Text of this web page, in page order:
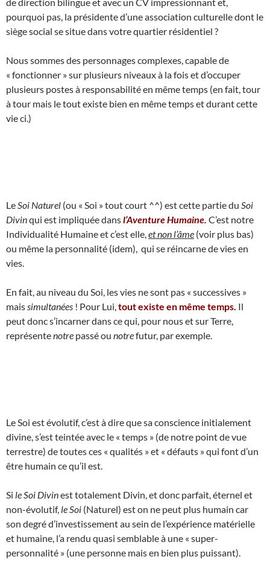
pourquoi pas, la présidente d’une association culturelle dont le
siège social se situe dans votre quartier résidentiel ?
Nous sommes des personnages complexes, capable de
« fonctionner » sur plusieurs niveaux à la fois et d’occuper
plusieurs postes à responsabilité en même temps (en fait, tour
à tour mais le tout existe bien en même temps et durant cette
vie ci.)
Le Soi Naturel (ou « Soi » tout court ^^) est cette partie du Soi
Divinqui est impliquée dansl’Aventure Humaine. C’est notre
Individualité Humaine et c’est elle, et non l’âme (voir plus bas)
ou même la personnalité (idem), qui se réincarne de vies en
vies.
En fait, au niveau du Soi, les vies ne sont pas « successives »
mais simultanées ! Pour Lui, tout existe en même temps. Il
peut donc s’incarner dans ce qui, pour nous et sur Terre,
représentenotre passé ou notrefutur, par exemple.
Le Soi est évolutif, c’est à dire que sa conscience initialement
divine, s’est teintée avec le « temps » (de notre point de vue
terrestre) de toutes ces « qualités » et « défauts » qui font d’un
être humain ce qu’il est.
Si le Soi Divinest totalement Divin, et donc parfait, éternel et
non-évolutif, le Soi (Naturel) est on ne peut plus humain car
son degré d’investissement au sein de l’expérience matérielle
et humaine, l’a rendu quasi semblable à une « super-
personnalité » (une personne mais en bien plus puissant).